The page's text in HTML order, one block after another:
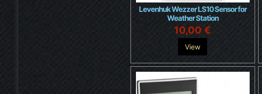
Levenhuk Wezzer LS10 Sensor for
Weather Station
10,00 €
View